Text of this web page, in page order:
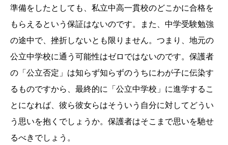
準備をしたとしても、私立中高一貫校のどこかに合格を
もらえるという保証はないのです。また、中学受験勉強
の途中で、挫折しないとも限りません。つまり、地元の
公立中学校に通う可能性はゼロではないのです。保護者
の「公立否定」は知らず知らずのうちにわが子に伝染す
るものですから、最終的に「公立中学校」に進学するこ
とになれば、彼ら彼女らはそういう自分に対してどうい
う思いを抱くでしょうか。保護者はそこまで思いを馳せ
るべきでしょう。